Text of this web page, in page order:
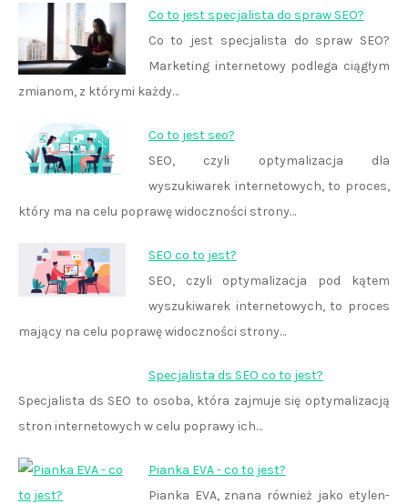
Co to jest specjalista do spraw SEO?
Co to jest specjalista do spraw SEO?
Marketing internetowy podlega ciągłym
zmianom, z którymi każdy…
Co to jest seo?
SEO, czyli optymalizacja dla
wyszukiwarek internetowych, to proces,
który ma na celu poprawę widoczności strony…
SEO co to jest?
SEO, czyli optymalizacja pod kątem
wyszukiwarek internetowych, to proces
mający na celu poprawę widoczności strony…
Specjalista ds SEO co to jest?
Specjalista ds SEO to osoba, która zajmuje się optymalizacją
stron internetowych w celu poprawy ich…
Pianka EVA - co to jest?
Pianka EVA, znana również jako etylen-